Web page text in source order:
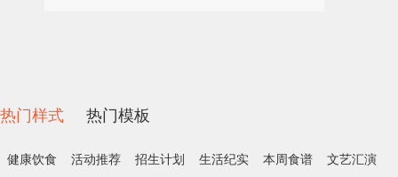
热门样式 热门模板
健康饮食 活动推荐 招生计划 生活纪实 本周食谱 文艺汇演